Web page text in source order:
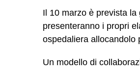
Il 10 marzo è prevista la
presenteranno i propri
ospedaliera allocandolo
Un modello di